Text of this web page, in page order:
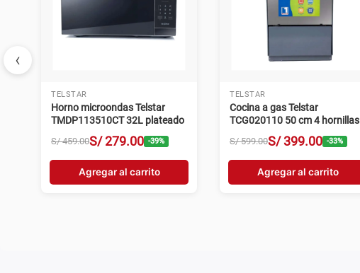
‹
TELSTAR
Horno microondas Telstar
TMDP113510CT 32L plateado
S/ 459.00S/ 279.00 -39%
Agregar al carrito
TELSTAR
Cocina a gas Telstar
TCG020110 50 cm 4 hornillas
S/ 599.00S/ 399.00 -33%
Agregar al carrito